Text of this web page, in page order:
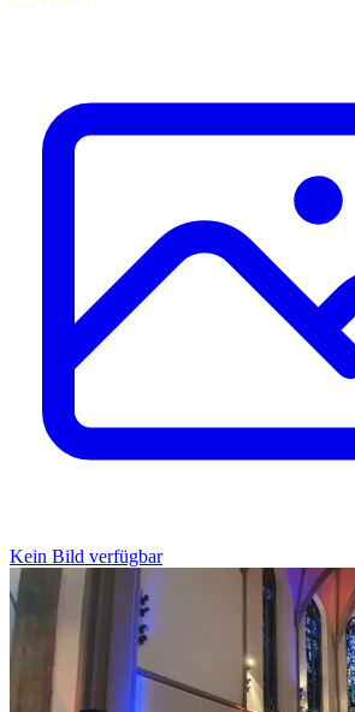
Kein Bild verfügbar